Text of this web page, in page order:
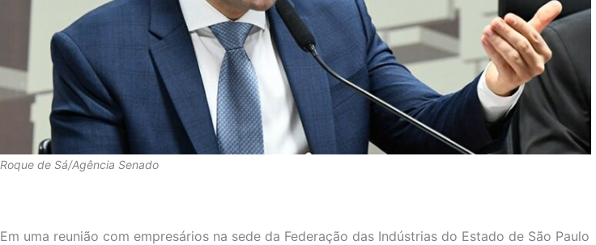
Roque de Sá/Agência Senado
Em uma reunião com empresários na sede da Federação das Indústrias do Estado de São Paulo